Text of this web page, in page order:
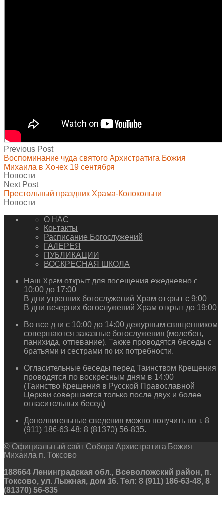
Previous Post
Воспоминание чуда святого Архистратига Божия
Михаила в Хонех 19 сентября
Новости
Next Post
Престольный праздник Храма-Колокольни
Новости
О НАС
Контакты
Расписание Богослужений
ГАЛЕРЕЯ
ПУБЛИКАЦИИ
ВОСКРЕСНАЯ ШКОЛА
Наш Храм открыт для посещения ежедневно с
10:00 до 17:00
В дни утренних богослужений Храм открыт с 9:00
В дни вечерних богослужений Храм открыт до 19:00
Во все дни с 10:00 до 14:00 дежурным священником
совершаются заказные богослужения (молебен,
панихида, отпевание). Также проводятся беседы с
братьями и сестрами по их потребности.
Огласительные беседы перед Таинством Крещения
проводятся по воскресным дням в 14:00
(Таинство Крещения в Русской Православной
Церкви совершается только после двух и более
огласительных бесед)
Дополнительные сведения можно получить по т. 8
(911) 186-63-48; 8 (81370) 56-835.
© Официальный сайт Собора Архистратига Божия
Михаила п. Токсово
188664 Ленинградская обл., Всеволожский район, п.
Токсово, ул. Лыжная, дом 16. Тел: 8 (911) 186-63-48, 8
(81370) 56-835